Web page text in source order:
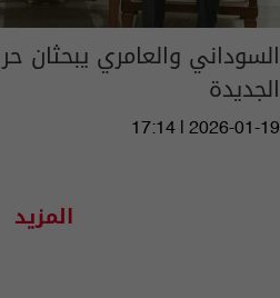
السوداني والعامري يبحثان
الجديدة
17:14 | 2026-01-19
المزيد